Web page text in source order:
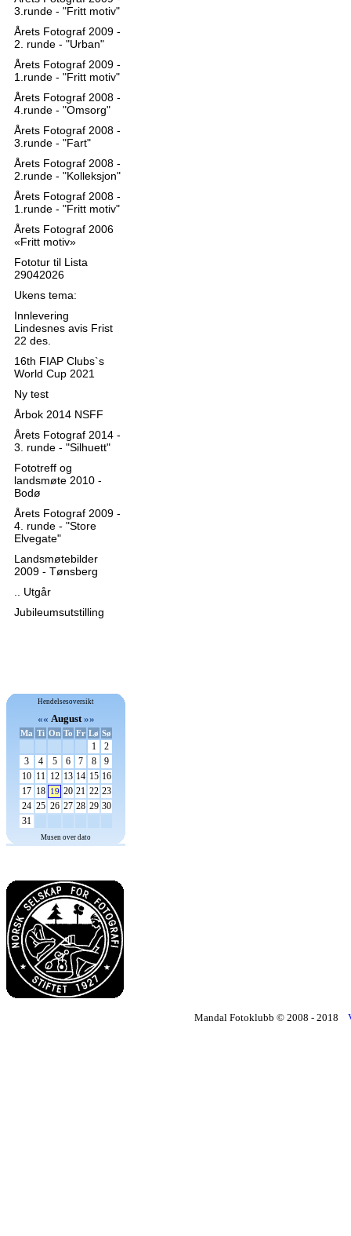
3.runde - "Fritt motiv"
Årets Fotograf 2009 -
2. runde - "Urban"
Årets Fotograf 2009 -
1.runde - "Fritt motiv"
Årets Fotograf 2008 -
4.runde - "Omsorg"
Årets Fotograf 2008 -
3.runde - "Fart"
Årets Fotograf 2008 -
2.runde - "Kolleksjon"
Årets Fotograf 2008 -
1.runde - "Fritt motiv"
Årets Fotograf 2006
«Fritt motiv»
Fototur til Lista
29042026
Ukens tema:
Innlevering
Lindesnes avis Frist
22 des.
16th FIAP Clubs`s
World Cup 2021
Ny test
Årbok 2014 NSFF
Årets Fotograf 2014 -
3. runde - "Silhuett"
Fototreff og
landsmøte 2010 -
Bodø
Årets Fotograf 2009 -
4. runde - "Store
Elvegate"
Landsmøtebilder
2009 - Tønsberg
.. Utgår
Jubileumsutstilling
Hendelsesoversikt
«« August»»
Ma Ti On To Fr Lø Sø
1
2
3
4 5 6 7 8
9
10 11 12 13 14 15 16
17 18 19 20 21 22 23
24 25 26 27 28 29 30
31
Musen over dato
Mandal Fotoklubb © 2008 - 2018